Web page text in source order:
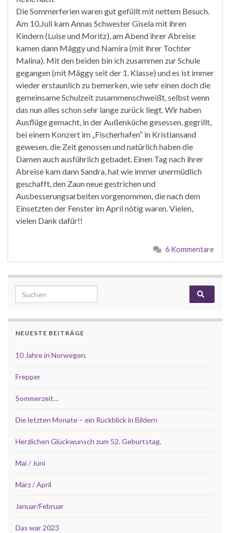
Die Sommerferien waren gut gefüllt mit nettem Besuch.
Am 10.Juli kam Annas Schwester Gisela mit ihren
Kindern (Luise und Moritz), am Abend ihrer Abreise
kamen dann Mäggy und Namira (mit ihrer Tochter
Malina). Mit den beiden bin ich zusammen zur Schule
gegangen (mit Mäggy seit der 1. Klasse) und es ist immer
wieder erstaunlich zu bemerken, wie sehr einen doch die
gemeinsame Schulzeit zusammenschweißt, selbst wenn
das nun alles schon sehr lange zurück liegt. Wir haben
Ausflüge gemacht, in der Außenküche gesessen, gegrillt,
bei einem Konzert im „Fischerhafen“ in Kristiansand
gewesen, die Zeit genossen und natürlich haben die
Damen auch ausführlich gebadet. Einen Tag nach ihrer
Abreise kam dann Sandra, hat wie immer unermüdlich
geschafft, den Zaun neue gestrichen und
Ausbesserungsarbeiten vorgenommen, die nach dem
Einsetzten der Fenster im April nötig waren. Vielen,
vielen Dank dafür!!
6 Kommentare
Search for:
NEUESTE BEITRÄGE
10 Jahre in Norwegen.
Frepper
Sommerzeit…
Die letzten Monate – ein Rückblick in Bildern
Herzlichen Glückwunsch zum 52. Geburtstag.
Mai / Juni
März / April
Januar/Februar
Das war 2023